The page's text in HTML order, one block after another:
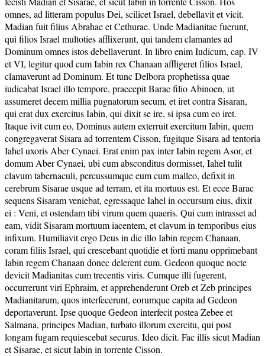
omnes, ad litteram populus Dei, scilicet Israel, debellavit et vicit.
Madian fuit filius Abrahae et Cethurae. Unde Madianitae fuerunt,
qui filios Israel multoties afflixerunt, qui tandem clamantes ad
Dominum omnes istos debellaverunt. In libro enim Iudicum, cap. IV
et VI, legitur quod cum Iabin rex Chanaan affligeret filios Israel,
clamaverunt ad Dominum. Et tunc Delbora prophetissa quae
iudicabat Israel illo tempore, praecepit Barac filio Abinoen, ut
assumeret decem millia pugnatorum secum, et iret contra Sisaran,
qui erat dux exercitus Iabin, qui dixit se ire, si ipsa cum eo iret.
Itaque ivit cum eo, Dominus autem exterruit exercitum Iabin, quem
congregaverat Sisara ad torrentem Cisson, fugitque Sisara ad tentoria
Iahel uxoris Aber Cynaei. Erat enim pax inter Iabin regem Asor, et
domum Aber Cynaei, ubi cum absconditus dormisset, Iahel tulit
clavum tabernaculi, percussumque eum cum malleo, defixit in
cerebrum Sisarae usque ad terram, et ita mortuus est. Et ecce Barac
sequens Sisaram veniebat, egressaque Iahel in occursum eius, dixit
ei : Veni, et ostendam tibi virum quem quaeris. Qui cum intrasset ad
eam, vidit Sisaram mortuum iacentem, et clavum in temporibus eius
infixum. Humiliavit ergo Deus in die illo Iabin regem Chanaan,
coram filiis Israel, qui crescebant quotidie et forti manu opprimebant
Iabin regem Chanaan donec delerent eum. Gedeon quoque nocte
devicit Madianitas cum trecentis viris. Cumque illi fugerent,
occurrerunt viri Ephraim, et apprehenderunt Oreb et Zeb principes
Madianitarum, quos interfecerunt, eorumque capita ad Gedeon
deportaverunt. Ipse quoque Gedeon interfecit postea Zebee et
Salmana, principes Madian, turbato illorum exercitu, qui post
longam fugam requiescebat securus. Ideo dicit. Fac illis sicut Madian
et Sisarae, et sicut Iabin in torrente Cisson.